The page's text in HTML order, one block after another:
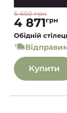
5 602 грн
4 871грн
Обідній
Купити